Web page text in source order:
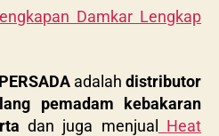
Damkar Lengkap
adalah distributor
pemadam kebakaran
dan juga menjual Heat